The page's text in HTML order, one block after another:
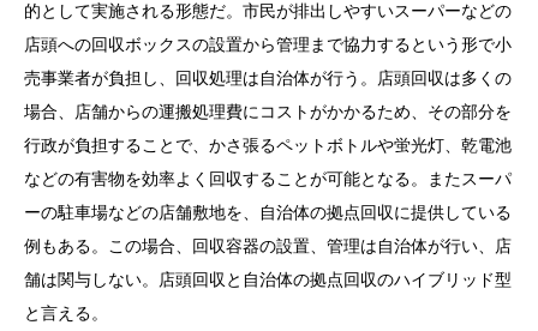
的として実施される形態だ。市民が排出しやすいスーパーなどの
店頭への回収ボックスの設置から管理まで協力するという形で小
売事業者が負担し、回収処理は自治体が行う。店頭回収は多くの
場合、店舗からの運搬処理費にコストがかかるため、その部分を
行政が負担することで、かさ張るペットボトルや蛍光灯、乾電池
などの有害物を効率よく回収することが可能となる。またスーパ
ーの駐車場などの店舗敷地を、自治体の拠点回収に提供している
例もある。この場合、回収容器の設置、管理は自治体が行い、店
舗は関与しない。店頭回収と自治体の拠点回収のハイブリッド型
と言える。